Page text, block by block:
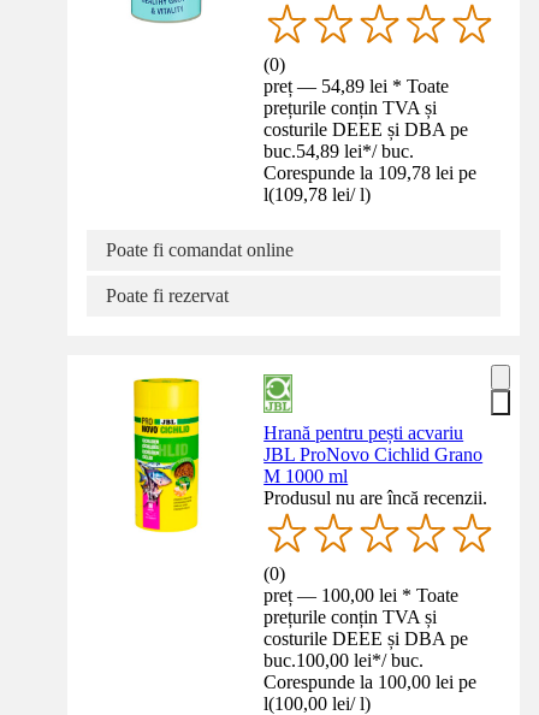
(0)
preț — 54,89 lei * Toate
prețurile conțin TVA și
costurile DEEE și DBA pe
buc.54,89 lei*/ buc.
Corespunde la 109,78 lei pe
l(109,78 lei/ l)
Poate fi comandat online
Poate fi rezervat
Hrană pentru pești acvariu
JBL ProNovo Cichlid Grano
M 1000 ml
Produsul nu are încă recenzii.
(0)
preț — 100,00 lei * Toate
prețurile conțin TVA și
costurile DEEE și DBA pe
buc.100,00 lei*/ buc.
Corespunde la 100,00 lei pe
l(100,00 lei/ l)